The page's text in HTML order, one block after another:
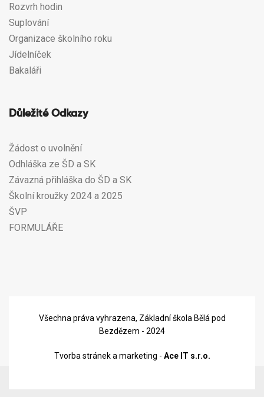
Rozvrh hodin
Suplování
Organizace školního roku
Jídelníček
Bakaláři
Důležité Odkazy
Žádost o uvolnění
Odhláška ze ŠD a SK
Závazná přihláška do ŠD a SK
Školní kroužky 2024 a 2025
ŠVP
FORMULÁŘE
Všechna práva vyhrazena, Základní škola Bělá pod
Bezdězem - 2024
Tvorba stránek a marketing - Ace IT s.r.o.